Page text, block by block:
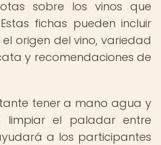
sobre los vinos que
fichas pueden incluir
origen del vino, variedad
y recomendaciones de
tener a mano agua y
limpiar el paladar entre
a los participantes